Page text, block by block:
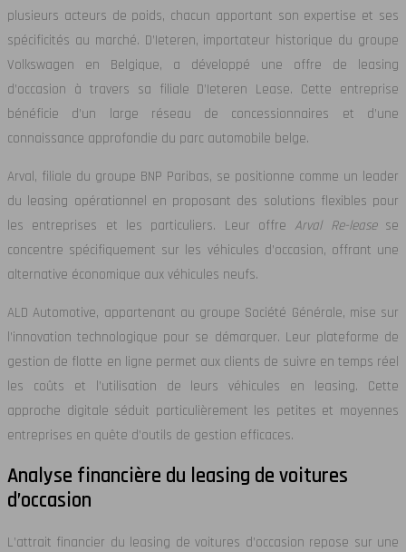
plusieurs acteurs de poids, chacun apportant son expertise et ses
spécificités au marché. D’Ieteren, importateur historique du groupe
Volkswagen en Belgique, a développé une offre de leasing
d’occasion à travers sa filiale D’Ieteren Lease. Cette entreprise
bénéficie d’un large réseau de concessionnaires et d’une
connaissance approfondie du parc automobile belge.
Arval, filiale du groupe BNP Paribas, se positionne comme un leader
du leasing opérationnel en proposant des solutions flexibles pour
les entreprises et les particuliers. Leur offre Arval Re-lease se
concentre spécifiquement sur les véhicules d’occasion, offrant une
alternative économique aux véhicules neufs.
ALD Automotive, appartenant au groupe Société Générale, mise sur
l’innovation technologique pour se démarquer. Leur plateforme de
gestion de flotte en ligne permet aux clients de suivre en temps réel
les coûts et l’utilisation de leurs véhicules en leasing. Cette
approche digitale séduit particulièrement les petites et moyennes
entreprises en quête d’outils de gestion efficaces.
Analyse financière du leasing de voitures
d’occasion
L’attrait financier du leasing de voitures d’occasion repose sur une